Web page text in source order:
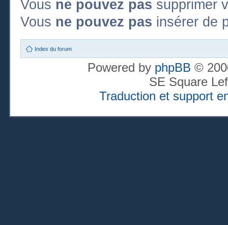
Vous ne pouvez pas supprimer
Vous ne pouvez pas insérer de
Index du forum
Powered by phpBB ©
SE Square
Traduction et support